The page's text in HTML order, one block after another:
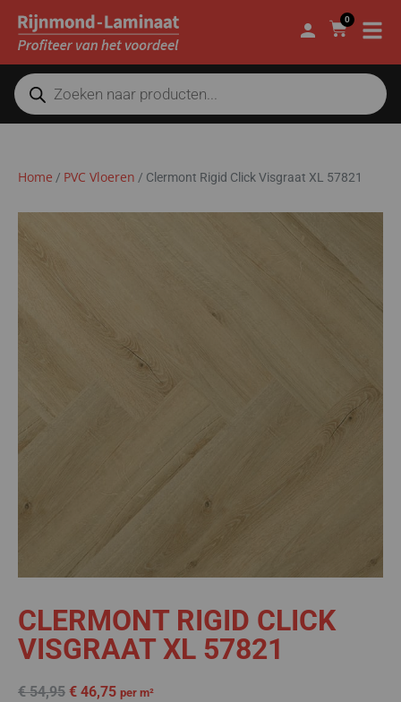
0
Home / PVC Vloeren / Clermont Rigid Click Visgraat XL 57821
CLERMONT RIGID CLICK
VISGRAAT XL 57821
€54,95 € 46,75 per m²